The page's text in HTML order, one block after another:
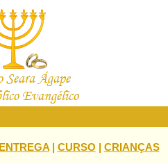
ENTREGA| CURSO | CRIANÇAS